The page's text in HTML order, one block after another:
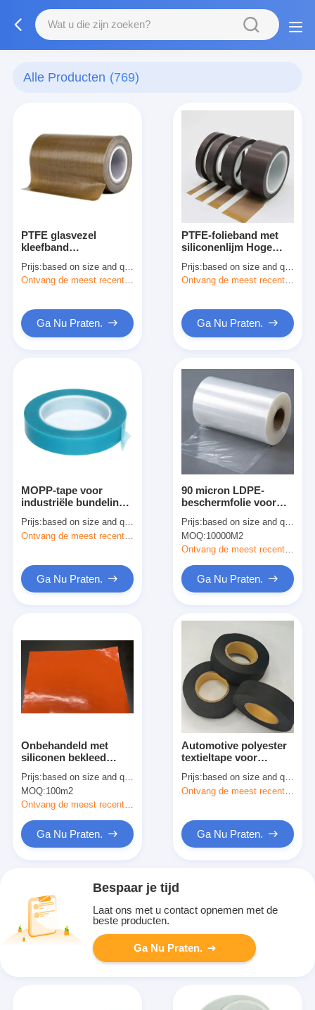
Alle Producten (769)
PTFE glasvezel
kleefband
PTFE beklede
glasvezel band
Prijs: based on size and quantity
Ontvang de meest recente Prijs
Ga Nu Praten.
PTFE-folieband met
siliconenlijm Hoge
lossingsband
Prijs: based on size and quantity
Ontvang de meest recente Prijs
Ga Nu Praten.
MOPP-tape voor
industriële bundeling
transportbevestiging
Prijs: based on size and quantity
Ontvang de meest recente Prijs
Ga Nu Praten.
90 micron LDPE-
beschermfolie voor
acrylkleefstof
Prijs: based on size and quantity
MOQ:10000M2
Ga Nu Praten.
Onbehandeld met
siliconen bekleed
flexibele thermische
isolatie
Prijs: based on size and quantity
MOQ:100m2
Ontvang de meest recente Prijs
Ga Nu Praten.
Automotive polyester
textieltape voor
kabelbomen
Prijs: based on size and quantity
Ga Nu Praten.
Bespaar je tijd
Laat ons met u contact opnemen met de
beste producten.
Ga Nu Praten.